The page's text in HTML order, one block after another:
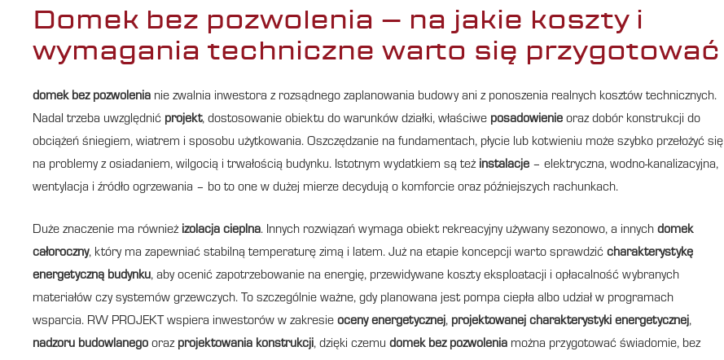
Domek bez pozwolenia – na jakie koszty i
wymagania techniczne warto się przygotować
domek bez pozwolenia nie zwalnia inwestora z rozsądnego zaplanowania budowy ani z ponoszenia realnych kosztów technicznych.
Nadal trzeba uwzględnić projekt, dostosowanie obiektu do warunków działki, właściwe posadowienie oraz dobór konstrukcji do
obciążeń śniegiem, wiatrem i sposobu użytkowania. Oszczędzanie na fundamentach, płycie lub kotwieniu może szybko przełożyć się
na problemy z osiadaniem, wilgocią i trwałością budynku. Istotnym wydatkiem są też instalacje – elektryczna, wodno-kanalizacyjna,
wentylacja i źródło ogrzewania – bo to one w dużej mierze decydują o komforcie oraz późniejszych rachunkach.
Duże znaczenie ma również izolacja cieplna. Innych rozwiązań wymaga obiekt rekreacyjny używany sezonowo, a innych domek
całoroczny, który ma zapewniać stabilną temperaturę zimą i latem. Już na etapie koncepcji warto sprawdzić charakterystykę
energetyczną budynku, aby ocenić zapotrzebowanie na energię, przewidywane koszty eksploatacji i opłacalność wybranych
materiałów czy systemów grzewczych. To szczególnie ważne, gdy planowana jest pompa ciepła albo udział w programach
wsparcia. RW PROJEKT wspiera inwestorów w zakresie oceny energetycznej, projektowanej charakterystyki energetycznej,
nadzoru budowlanego oraz projektowania konstrukcji, dzięki czemu domek bez pozwolenia można przygotować świadomie, bez